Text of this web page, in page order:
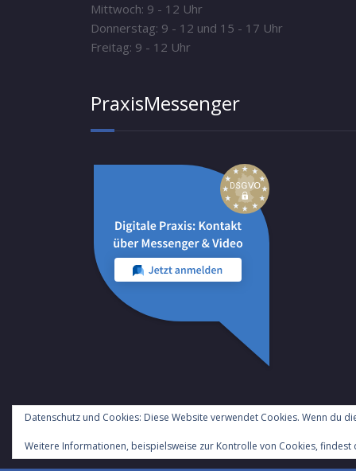
Mittwoch: 9 - 12 Uhr
Donnerstag: 9 - 12 und 15 - 17 Uhr
Freitag: 9 - 12 Uhr
PraxisMessenger
Datenschutz und Cookies: Diese Website verwendet Cookies. Wenn du
Weitere Informationen, beispielsweise zur Kontrolle von Cookies, findest